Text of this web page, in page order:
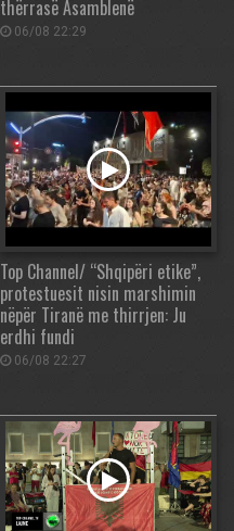
thërrasë Asamblenë
06/08 22:29
Top Channel/ “Shqipëri etike”,
protestuesit nisin marshimin
nëpër Tiranë me thirrjen: Ju
erdhi fundi
06/08 22:27